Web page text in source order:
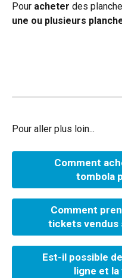
Pour acheter des
une ou plusieurs
Pour aller plus loin...
Comment
tombola
Comment
tickets vendus
Est-il possible
ligne et